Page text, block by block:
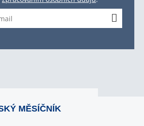
MĚSÍČNÍK